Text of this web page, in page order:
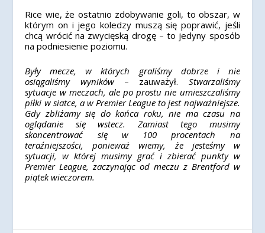
Rice wie, że ostatnio zdobywanie goli, to obszar, w
którym on i jego koledzy muszą się poprawić, jeśli
chcą wrócić na zwycięską drogę – to jedyny sposób
na podniesienie poziomu.
Były mecze, w których graliśmy dobrze i nie
osiągaliśmy wyników– zauważył. Stwarzaliśmy
sytuacje w meczach, ale po prostu nie umieszczaliśmy
piłki w siatce, a w Premier League to jest najważniejsze.
Gdy zbliżamy się do końca roku, nie ma czasu na
oglądanie się wstecz. Zamiast tego musimy
skoncentrować się w 100 procentach na
teraźniejszości, ponieważ wiemy, że jesteśmy w
sytuacji, w której musimy grać i zbierać punkty w
Premier League, zaczynając od meczu z Brentford w
piątek wieczorem.